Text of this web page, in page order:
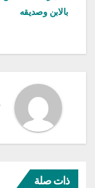
المقالات
بالابن وصديقه
ذات صلة